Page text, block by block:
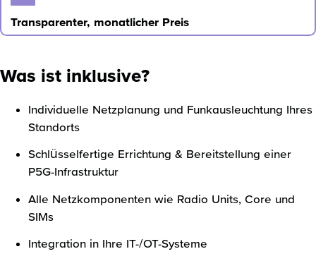
Transparenter, monatlicher Preis
Was ist inklusive?
Individuelle Netzplanung und Funkausleuchtung Ihres
Standorts
Schlüsselfertige Errichtung & Bereitstellung einer
P5G-Infrastruktur
Alle Netzkomponenten wie Radio Units, Core und
SIMs
Integration in Ihre IT-/OT-Systeme